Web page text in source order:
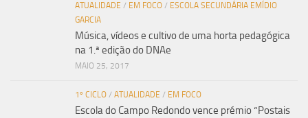
ATUALIDADE / EM FOCO / ESCOLA SECUNDÁRIA EMÍDIO
GARCIA
Música, vídeos e cultivo de uma horta pedagógica
na 1.ª edição do DNAe
MAIO 25, 2017
1º CICLO / ATUALIDADE / EM FOCO
Escola do Campo Redondo vence prémio “Postais